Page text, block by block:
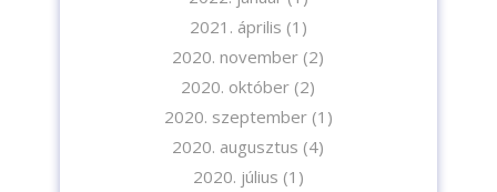
2021. április (1)
2020. november (2)
2020. október (2)
2020. szeptember(1)
2020. augusztus (4)
2020. július (1)
A feliratkozással elfogadja az adatvédelmi tájékoztatónkat. Elolvasom
Adatvédelmi tájékoztatót.